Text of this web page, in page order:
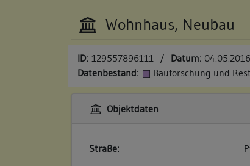
Wohnhaus, Neubau
ID: 129557896111 / Datum: 04.05.2016
Datenbestand:
Bauforschung und
Objektdaten
Straße: